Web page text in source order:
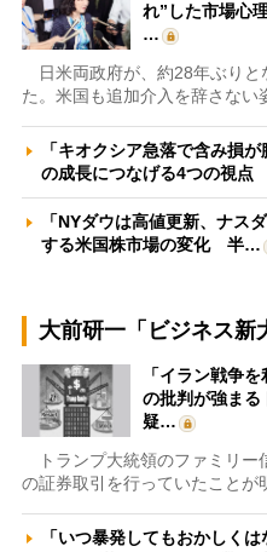
れ”した市場心
…
日米両政府が、約28年ぶりと
た。米国も追加介入を辞さな
「キオクシア急落で含み損
の成長につなげる4つの視
「NYダウは高値更新、ナス
する米国株市場の変化 半…
大前研一「ビジネス新
「イラン戦争
の批判が強まる
疑…
トランプ大統領のファミリー
の証券取引を行っていたこと
「いつ暴発してもおかしく